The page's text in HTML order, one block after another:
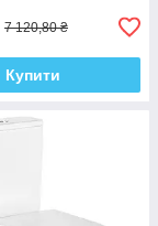
7 120,80 ₴
Купити